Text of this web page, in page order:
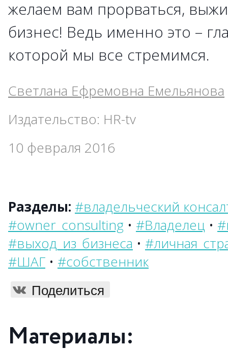
желаем вам прорваться,
бизнес! Ведь именно это –
которой мы все стремимся.
Светлана Ефремовна Емельянова
Издательство: HR-tv
10 февраля 2016
Разделы: #владельческий
#owner_consulting • #Владелец •
#выход_из_бизнеса •
#ШАГ • #собственник
Поделиться
Материалы: